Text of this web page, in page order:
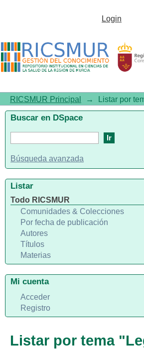
Listar por temaLogin
RICSMUR Principal → Listar por
Listar por tema
Buscar en DSpace
Búsqueda avanzada
Listar
Todo RICSMUR
Comunidades & Colecciones
Por fecha de publicación
Autores
Títulos
Materias
Mi cuenta
Acceder
Registro